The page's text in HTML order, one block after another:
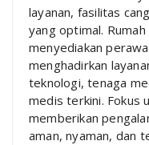
layanan, fasilitas
yang optimal.
menyediakan
menghadirkan
teknologi, tenaga
medis terkini. Fokus
memberikan
aman, nyaman, dan